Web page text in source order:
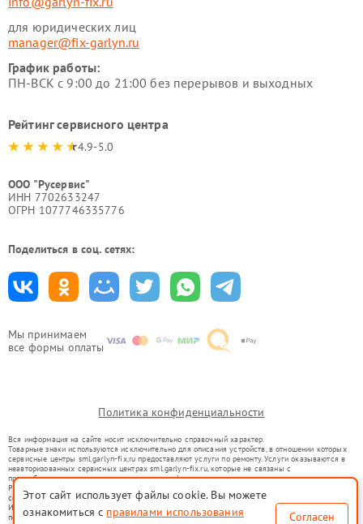
Мы принимаем
все формы оплаты
для юридических лиц
manager@fix-garlyn.ru
График работы:
ПН-ВСК с 9:00 до 21:00 без перерывов и выходных
Рейтинг сервисного центра
4.9-5.0
ООО "Русервис"
ИНН 7702633247
ОГРН 1077746335776
Поделиться в соц. сетях:
Политика конфиденциальности
Вся информация на сайте носит исключительно справочный характер.
Товарные знаки используются исключительно для описания устройств, в отношении которых
сервисные центры sml.garlyn-fix.ru предоставляют услуги по ремонту. Услуги оказываются в
неавторизованных сервисных центрах sml.garlyn-fix.ru, которые не связаны с
правообладателями товарных знаков или их официальными представителями.
Ремонт осуществляется для устройств, уже введенных в гражданский оборот в соответствии
со статьей 1487 ГК РФ.
Использование товарных знаков не преследует цели индивидуализации услуг или введения
потребителей в заблуждение, а служит для информирования о предоставляемых услугах по
Этот сайт использует файлы cookie. Вы можете
ознакомиться с правилами использования
Согласен